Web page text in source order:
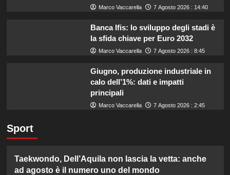
Marco Vaccarella 7 Agosto 2026 : 14:40
Banca Ifis: lo sviluppo degli stadi è
la sfida chiave per Euro 2032
Marco Vaccarella 7 Agosto 2026 : 8:45
Giugno, produzione industriale in
calo dell’1%: dati e impatti
principali
Marco Vaccarella 7 Agosto 2026 : 2:45
Sport
Taekwondo, Dell’Aquila non lascia la vetta: anche
ad agosto è il numero uno del mondo